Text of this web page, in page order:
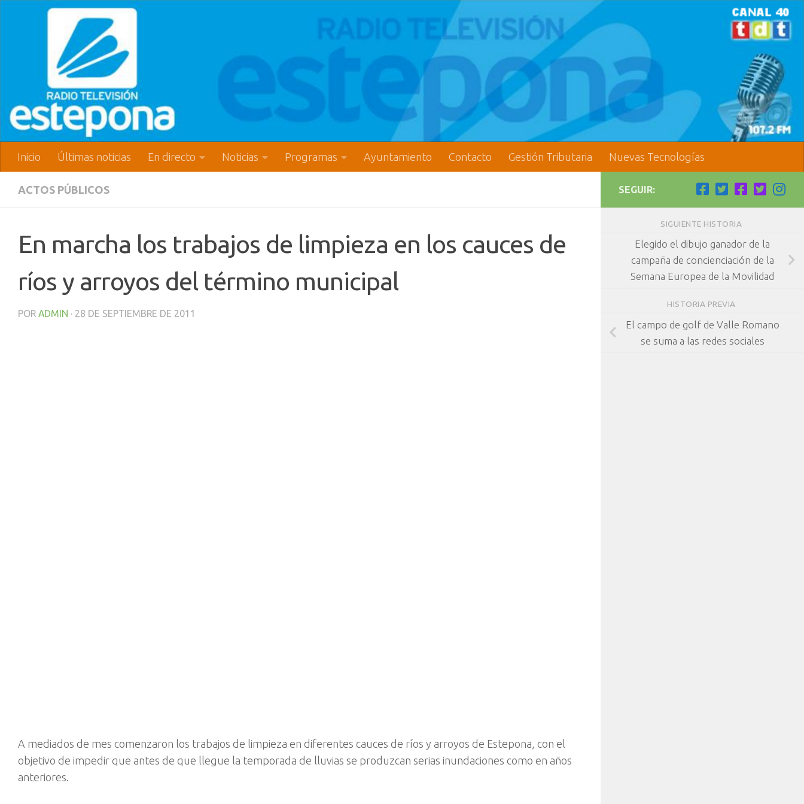
Inicio Últimas noticias En directo Noticias Programas Ayuntamiento Contacto Gestión Tributaria Nuevas Tecnologías
ACTOS PÚBLICOS
En marcha los trabajos de limpieza en los cauces de
ríos y arroyos del término municipal
POR ADMIN · 28 DE SEPTIEMBRE DE 2011
A mediados de mes comenzaron los trabajos de limpieza en diferentes cauces de ríos y arroyos de Estepona, con el
objetivo de impedir que antes de que llegue la temporada de lluvias se produzcan serias inundaciones como en años
anteriores.
SEGUIR:
SIGUIENTE HISTORIA
Elegido el dibujo ganador de la
campaña de concienciación de la
Semana Europea de la Movilidad
HISTORIA PREVIA
El campo de golf de Valle Romano
se suma a las redes sociales